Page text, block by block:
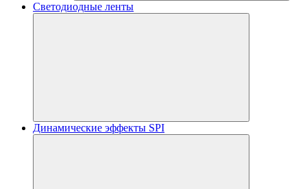
Светодиодные ленты
Динамические эффекты SPI